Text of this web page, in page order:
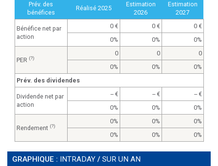
Prév. des
bénéfices
Réalisé 2025
Estimation
2026
Estimation
2027
Bénéfice net par
action
0 0
0
0%
0% 0%
PER (?)
0 0
0
0%
0%
0%
Prév. des dividendes
Dividende net par
action
-- --
--
0%
0% 0%
Rendement (?)
0% 0%
0%
0%
0% 0%
GRAPHIQUE : INTRADAY / SUR UN AN